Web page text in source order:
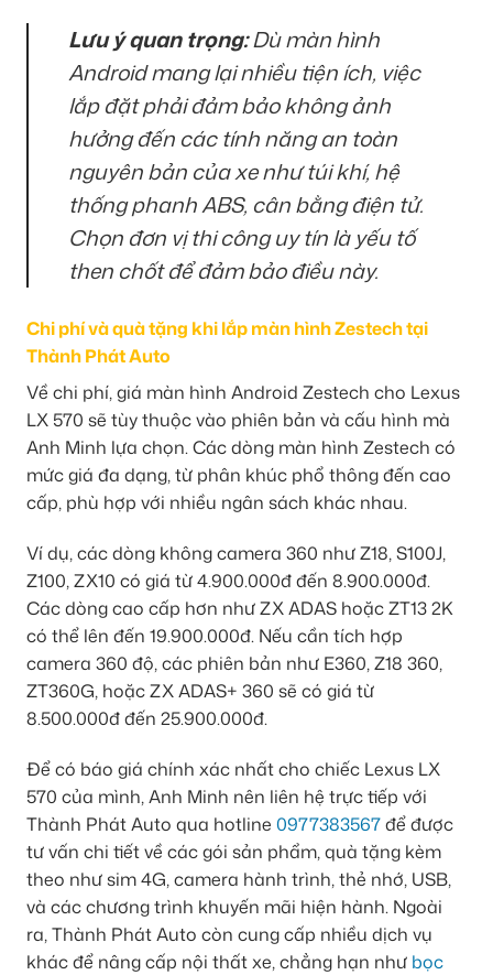
Lưu ý quan trọng:Dù màn hình
Android mang lại nhiều tiện ích, việc
lắp đặt phải đảm bảo không ảnh
hưởng đến các tính năng an toàn
nguyên bản của xe như túi khí, hệ
thống phanh ABS, cân bằng điện tử.
Chọn đơn vị thi công uy tín là yếu tố
then chốt để đảm bảo điều này.
Chi phí và quà tặng khi lắp màn hình Zestech tại
Thành Phát Auto
Về chi phí, giá màn hình Android Zestech cho Lexus
LX 570 sẽ tùy thuộc vào phiên bản và cấu hình mà
Anh Minh lựa chọn. Các dòng màn hình Zestech có
mức giá đa dạng, từ phân khúc phổ thông đến cao
cấp, phù hợp với nhiều ngân sách khác nhau.
Ví dụ, các dòng không camera 360 như Z18, S100J,
Z100, ZX10 có giá từ 4.900.000đ đến 8.900.000đ.
Các dòng cao cấp hơn như ZX ADAS hoặc ZT13 2K
có thể lên đến 19.900.000đ. Nếu cần tích hợp
camera 360 độ, các phiên bản như E360, Z18 360,
ZT360G, hoặc ZX ADAS+ 360 sẽ có giá từ
8.500.000đ đến 25.900.000đ.
Để có báo giá chính xác nhất cho chiếc Lexus LX
570 của mình, Anh Minh nên liên hệ trực tiếp với
Thành Phát Auto qua hotline 0977383567để được
tư vấn chi tiết về các gói sản phẩm, quà tặng kèm
theo như sim 4G, camera hành trình, thẻ nhớ, USB,
và các chương trình khuyến mãi hiện hành. Ngoài
ra, Thành Phát Auto còn cung cấp nhiều dịch vụ
khác để nâng cấp nội thất xe, chẳng hạn như bọc